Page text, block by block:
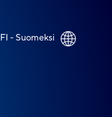
FI - Suomeksi